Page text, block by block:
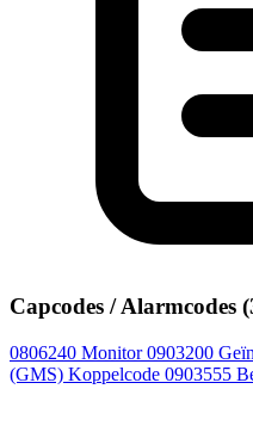
Capcodes / Alarmcodes
0806240 Monitor 0903200
(GMS) Koppelcode 0903555